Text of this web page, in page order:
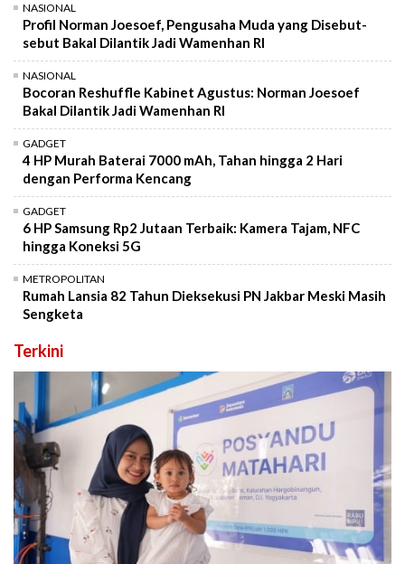
NASIONAL
Profil Norman Joesoef, Pengusaha Muda yang Disebut-
sebut Bakal Dilantik Jadi Wamenhan RI
NASIONAL
Bocoran Reshuffle Kabinet Agustus: Norman Joesoef
Bakal Dilantik Jadi Wamenhan RI
GADGET
4 HP Murah Baterai 7000 mAh, Tahan hingga 2 Hari
dengan Performa Kencang
GADGET
6 HP Samsung Rp2 Jutaan Terbaik: Kamera Tajam, NFC
hingga Koneksi 5G
METROPOLITAN
Rumah Lansia 82 Tahun Dieksekusi PN Jakbar Meski Masih
Sengketa
Terkini